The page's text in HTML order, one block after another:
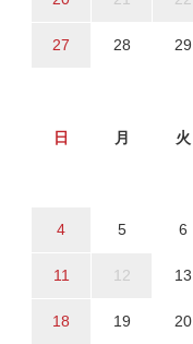
27 28 29
日 月 火
4 5 6
11 12 13
18 19 20